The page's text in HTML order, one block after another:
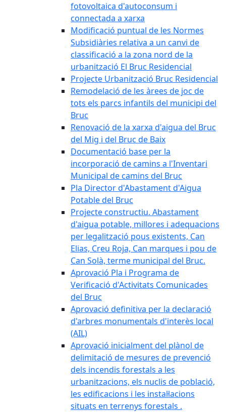
fotovoltaica d'autoconsum i
connectada a xarxa
Modificació puntual de les Normes
Subsidiàries relativa a un canvi de
classificació a la zona nord de la
urbanització El Bruc Residencial
Projecte Urbanització Bruc Residencial
Remodelació de les àrees de joc de
tots els parcs infantils del municipi del
Bruc
Renovació de la xarxa d'aigua del Bruc
del Mig i del Bruc de Baix
Documentació base per la
incorporació de camins a l'Inventari
Municipal de camins del Bruc
Pla Director d'Abastament d'Aigua
Potable del Bruc
Projecte constructiu. Abastament
d'aigua potable, millores i adequacions
per legalització pous existents, Can
Elias, Creu Roja, Can marques i pou de
Can Solà, terme municipal del Bruc.
Aprovació Pla i Programa de
Verificació d'Activitats Comunicades
del Bruc
Aprovació definitiva per la declaració
d'arbres monumentals d'interès local
(AIL)
Aprovació inicialment del plànol de
delimitació de mesures de prevenció
dels incendis forestals a les
urbanitzacions, els nuclis de població,
les edificacions i les instal·lacions
situats en terrenys forestals .